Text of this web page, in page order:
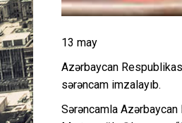
13 may
Azərbaycan
sərəncam imzalayıb.
Sərəncamla